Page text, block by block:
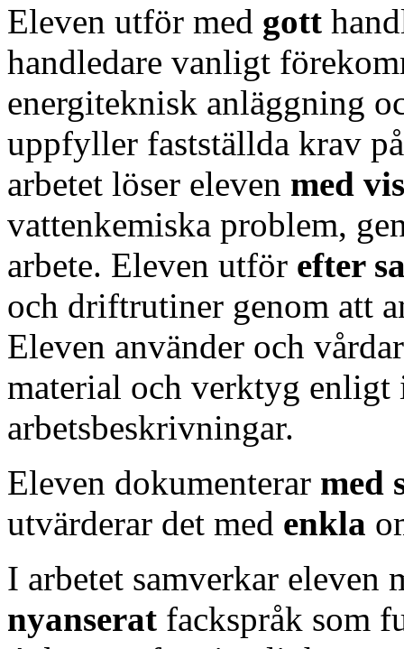
Eleven utför med gott
handledare vanligt
energiteknisk anläggning
uppfyller fastställda krav
arbetet löser eleven med
vattenkemiska problem,
arbete. Eleven utför efter
och driftrutiner genom att
Eleven använder och
material och verktyg enligt
arbetsbeskrivningar.
Eleven dokumenterar med
utvärderar det med enkla
I arbetet samverkar eleven
nyanserat fackspråk som